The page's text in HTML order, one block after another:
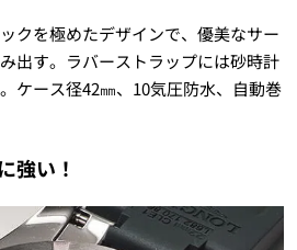
クを極めたデザインで、優美なサー
出す。ラバーストラップには砂時計
ケース径42㎜、10気圧防水、自動巻
強い！